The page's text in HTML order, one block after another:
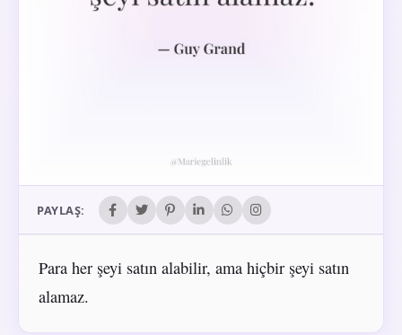
PAYLAŞ:
Para her şeyi satın alabilir, ama hiçbir şeyi satın
alamaz.